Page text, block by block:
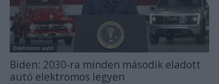
Elektromos autó
Biden: 2030-ra minden második eladott
autó elektromos legyen